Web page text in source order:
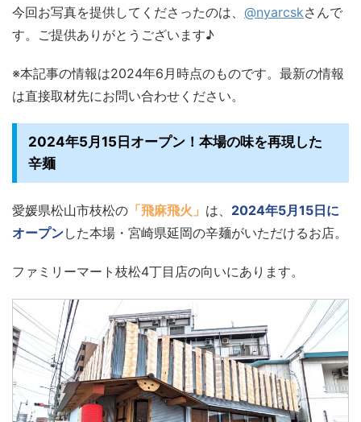
今回お写真を提供してくださったのは、 @nyarcskさんで
す。ご提供ありがとうございます♪
※本記事の情報は2024年6月時点のものです。最新の情報
は直接取材先にお問い合わせください。
2024年5月15日オープン！本場の味を再現した
辛麺
愛媛県松山市枝松の 「飛麻飛火」 は、 2024年5月15日に
オープンした本場・宮崎県延岡の辛麺がいただけるお店。
ファミリーマート枝松4丁目店の向いにあります。